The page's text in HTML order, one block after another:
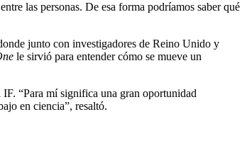
las personas. De esa forma podríamos saber qué
junto con investigadores de Reino Unido y
le sirvió para entender cómo se mueve un
“Para mí significa una gran oportunidad
en ciencia”, resaltó.